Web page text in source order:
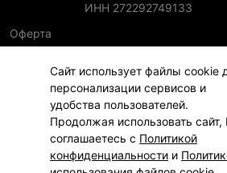
Сайт использует файлы cookie
персонализации сервисов и
удобства пользователей.
Продолжая использовать сайт,
соглашаетесь с Политикой
конфиденциальности и
ИНН 272292749133
Оферта
Политика конфиденциальности
Политика использования файлов cookie
Информация для правообладателей